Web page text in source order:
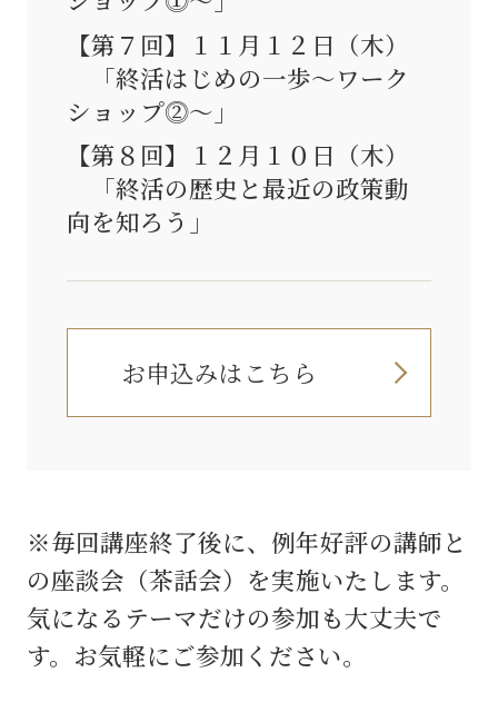
【第７回】１１月１２日（木）
「終活はじめの一歩～ワーク
ショップ⓶～」
【第８回】１２月１０日（木）
「終活の歴史と最近の政策動
向を知ろう」
お申込みはこちら
※毎回講座終了後に、例年好評の講師と
の座談会（茶話会）を実施いたします。
気になるテーマだけの参加も大丈夫で
す。お気軽にご参加ください。